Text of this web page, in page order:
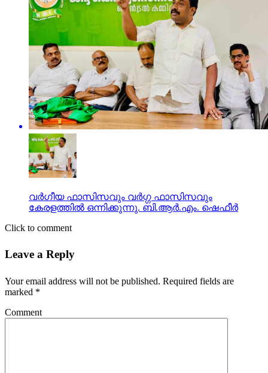
വർഗീയ ഫാസിസവും വർഗ്ഗ ഫാസിസവും
കേരളത്തിൽ ഒന്നിക്കുന്നു. ബി.ആർ.എം. ഷെഫീർ
Click to comment
Leave a Reply
Your email address will not be published. Required fields are
marked *
Comment